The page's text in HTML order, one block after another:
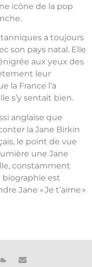
icône de la pop
a toujours
son pays natal. Elle
aux yeux des
leur
la France l’a
s’y sentait bien.
anglaise que
la Jane Birkin
le point de vue
une Jane
constamment
est
Jane « Je t’aime »